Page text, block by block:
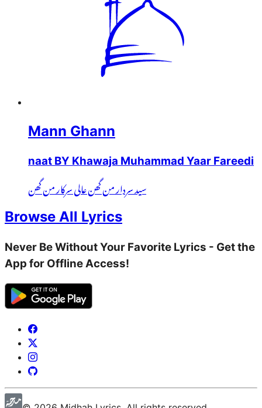
Mann Ghann
naat BY Khawaja Muhammad Yaar Fareedi
سید سردار من گھن عالی سرکار من گھن
Browse All Lyrics
Never Be Without Your Favorite Lyrics - Get the
App for Offline Access!